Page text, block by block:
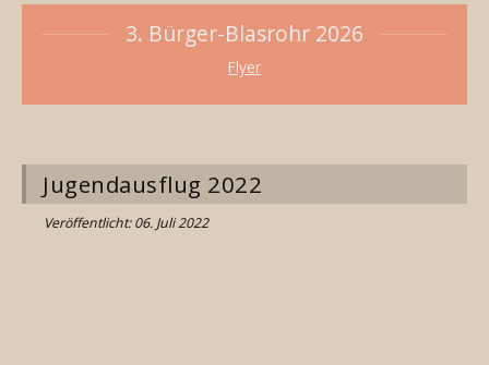
3. Bürger-Blasrohr 2026
Flyer
Jugendausflug 2022
Veröffentlicht: 06. Juli 2022